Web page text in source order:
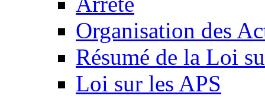
Organisation des
Résumé de la Loi
Loi sur les APS